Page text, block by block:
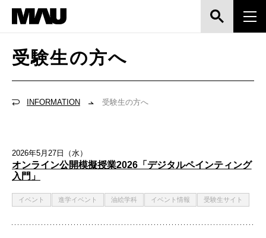
INFORMATION 受験生の方へ
受験生の方へ
2026年5月27日（水）
オンライン公開模擬授業2026「デジタルペインティング
入門」
イベント 進学イベント 油絵学科 イベント情報 受験生サイト